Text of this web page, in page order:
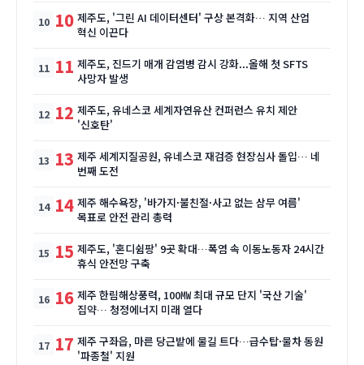
10 제주도, '그린 AI 데이터센터' 구상 본격화… 지역 산업
혁신 이끈다
11 제주도, 진드기 매개 감염병 감시 강화...올해 첫 SFTS
사망자 발생
12 제주도, 유네스코 세계자연유산 컨퍼런스 유치 제안
'신호탄'
13 제주 세계지질공원, 유네스코 재검증 현장심사 돌입… 네
번째 도전
14 제주 해수욕장, '바가지·불친절·사고 없는 삼무 여름'
목표로 안전 관리 총력
15 제주도, '혼디쉼팡' 9곳 확대…폭염 속 이동노동자 24시간
휴식 안전망 구축
16 제주 한림해상풍력, 100㎿ 최대 규모 단지 '국산 기술'
집약… 청정에너지 미래 열다
17 제주 구좌읍, 마른 당근밭에 물길 트다…급수탑·물차 동원
'파종철' 지원